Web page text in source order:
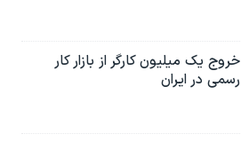
خروج یک میلیون کارگر از بازار کار
رسمی در ایران